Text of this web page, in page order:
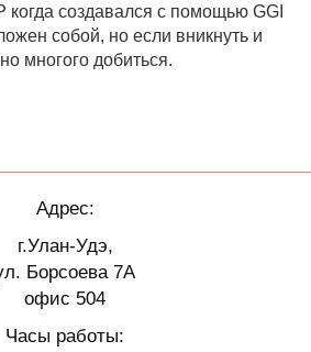
создавался с помощью GGI
собой, но если вникнуть и
многого добиться.
Адрес:
г.Улан-Удэ,
Борсоева 7А
офис 504
Часы работы: